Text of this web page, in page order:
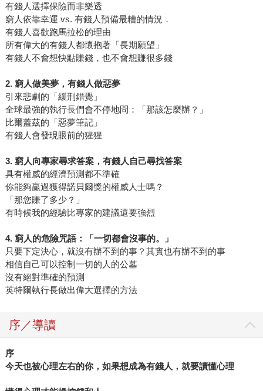
有錢人選擇保險而非樂透
窮人依靠幸運 vs. 有錢人預備最糟的情況．
有錢人喜歡跑馬拉松的理由
所有偉大的有錢人都懷抱著「長期願望」
有錢人不會想快點賺錢，也不會想賺很多錢
2. 窮人做美夢，有錢人做惡夢
引來悲劇的「緩刑錯覺」
全球最強的執行長們會不停地問：「那該怎麼辦？」
比爾蓋茲的「惡夢筆記」
有錢人會發現眼前的猩猩
3. 窮人向專家尋求答案，有錢人自己尋找答案
具有權威的經濟預測都不準確
你能夠贏過獲得諾貝爾獎的權威人士嗎？
「那您賺了多少？」
有時候我的經驗比專家的建議還要強烈
4. 窮人的危險咒語：「一切都會沒事的。」
只要下定決心，就沒有辦不到的事？其實也有辦不到的事
相信自己可以控制一切的人的公墓
沒有絕對準確的預測
英特爾執行長做出偉大選擇的方法
序／導讀
序
今天也被心理左右的你，如果想成為有錢人，就要讀懂心理